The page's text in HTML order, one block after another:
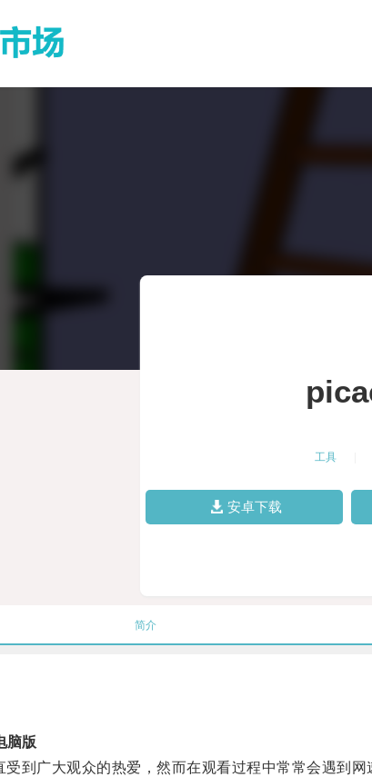
工具
安卓下载
简介
脑版
广大观众的热爱，然而在观看过程中常常会遇到网